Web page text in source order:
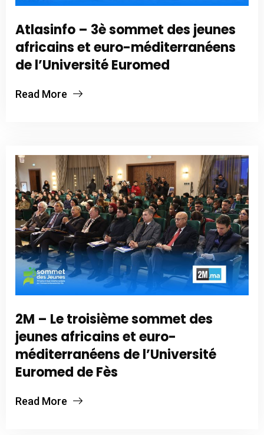
Atlasinfo – 3è sommet des jeunes
africains et euro-méditerranéens
de l’Université Euromed
Read More
2M – Le troisième sommet des
jeunes africains et euro-
méditerranéens de l’Université
Euromed de Fès
Read More